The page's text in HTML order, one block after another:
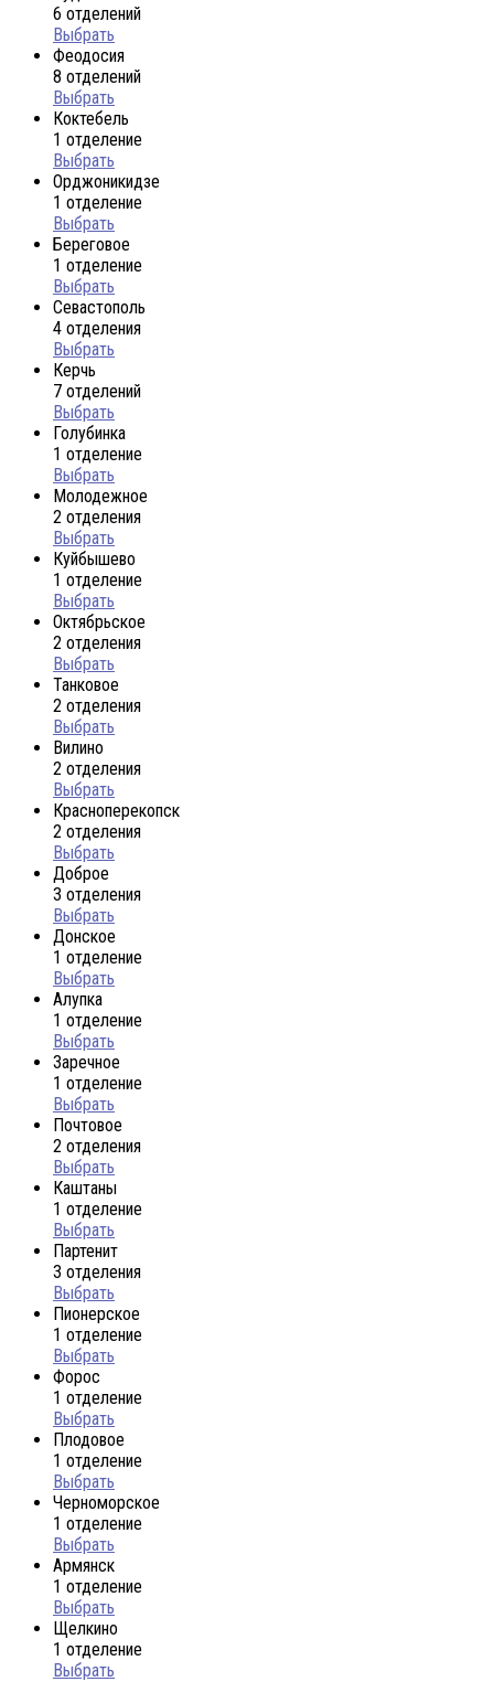
6 отделений
Выбрать
Феодосия
8 отделений
Выбрать
Коктебель
1 отделение
Выбрать
Орджоникидзе
1 отделение
Выбрать
Береговое
1 отделение
Выбрать
Севастополь
4 отделения
Выбрать
Керчь
7 отделений
Выбрать
Голубинка
1 отделение
Выбрать
Молодежное
2 отделения
Выбрать
Куйбышево
1 отделение
Выбрать
Октябрьское
2 отделения
Выбрать
Танковое
2 отделения
Выбрать
Вилино
2 отделения
Выбрать
Красноперекопск
2 отделения
Выбрать
Доброе
3 отделения
Выбрать
Донское
1 отделение
Выбрать
Алупка
1 отделение
Выбрать
Заречное
1 отделение
Выбрать
Почтовое
2 отделения
Выбрать
Каштаны
1 отделение
Выбрать
Партенит
3 отделения
Выбрать
Пионерское
1 отделение
Выбрать
Форос
1 отделение
Выбрать
Плодовое
1 отделение
Выбрать
Черноморское
1 отделение
Выбрать
Армянск
1 отделение
Выбрать
Щелкино
1 отделение
Выбрать